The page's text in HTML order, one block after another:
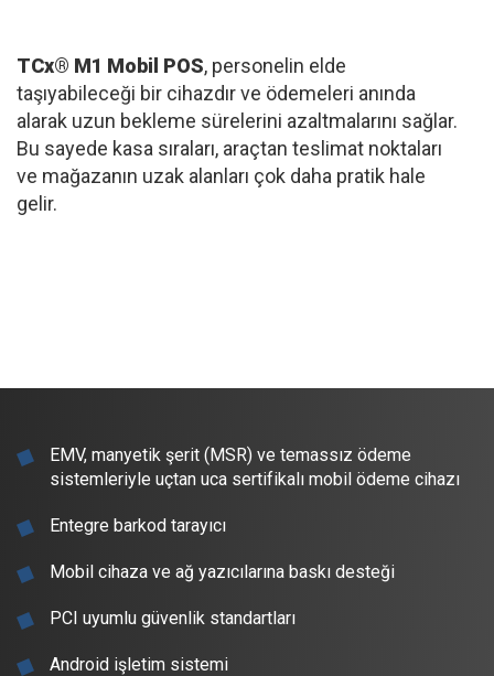
TCx® M1 Mobil POS, personelin elde
taşıyabileceği bir cihazdır ve ödemeleri anında
alarak uzun bekleme sürelerini azaltmalarını sağlar.
Bu sayede kasa sıraları, araçtan teslimat noktaları
ve mağazanın uzak alanları çok daha pratik hale
gelir.
EMV, manyetik şerit (MSR) ve temassız ödeme
sistemleriyle uçtan uca sertifikalı mobil ödeme cihazı
Entegre barkod tarayıcı
Mobil cihaza ve ağ yazıcılarına baskı desteği
PCI uyumlu güvenlik standartları
Android işletim sistemi